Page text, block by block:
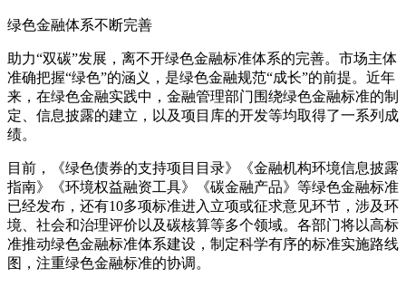
绿色金融体系不断完善
助力“双碳”发展，离不开绿色金融标准体系的完善。市场主体
准确把握“绿色”的涵义，是绿色金融规范“成长”的前提。近年
来，在绿色金融实践中，金融管理部门围绕绿色金融标准的制
定、信息披露的建立，以及项目库的开发等均取得了一系列成
绩。
目前，《绿色债券的支持项目目录》《金融机构环境信息披露
指南》《环境权益融资工具》《碳金融产品》等绿色金融标准
已经发布，还有10多项标准进入立项或征求意见环节，涉及环
境、社会和治理评价以及碳核算等多个领域。各部门将以高标
准推动绿色金融标准体系建设，制定科学有序的标准实施路线
图，注重绿色金融标准的协调。